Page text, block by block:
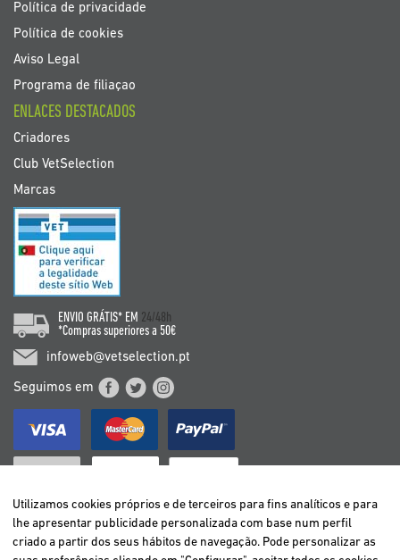
Política de privacidade
Política de cookies
Aviso Legal
Programa de filiaçao
ENLACES DESTACADOS
Criadores
Club VetSelection
Marcas
ENVIO GRÁTIS* EM 24/48h
*Compras superiores a 50€
infoweb@vetselection.pt
Seguimos em
BELGIË / BELGIQUE
Utilizamos cookies próprios e de terceiros para fins analíticos e para
lhe apresentar publicidade personalizada com base num perfil
criado a partir dos seus hábitos de navegação. Pode personalizar as